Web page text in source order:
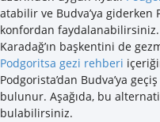
atabilir ve Budva’ya giderken
konfordan faydalanabilirsiniz.
Karadağ’ın başkentini de
Podgoritsa gezi rehberi
Podgorista’dan Budva’ya
bulunur. Aşağıda, bu
bulabilirsiniz.